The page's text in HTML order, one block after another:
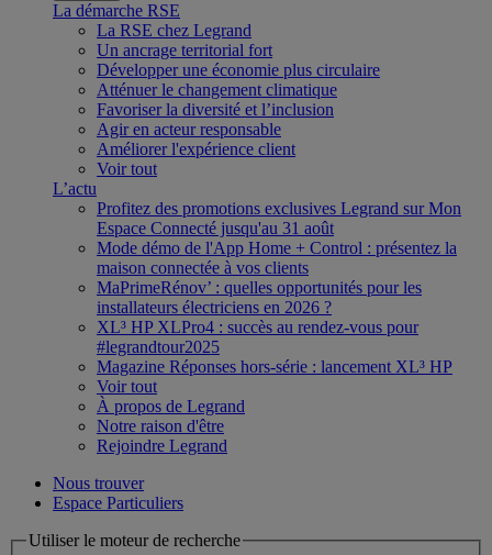
La démarche RSE
La RSE chez Legrand
Un ancrage territorial fort
Développer une économie plus circulaire
Atténuer le changement climatique
Favoriser la diversité et l’inclusion
Agir en acteur responsable
Améliorer l'expérience client
Voir tout
L’actu
Profitez des promotions exclusives Legrand sur Mon
Espace Connecté jusqu'au 31 août
Mode démo de l'App Home + Control : présentez la
maison connectée à vos clients
MaPrimeRénov’ : quelles opportunités pour les
installateurs électriciens en 2026 ?
XL³ HP XLPro4 : succès au rendez-vous pour
#legrandtour2025
Magazine Réponses hors-série : lancement XL³ HP
Voir tout
À propos de Legrand
Notre raison d'être
Rejoindre Legrand
Nous trouver
Espace Particuliers
Utiliser le moteur de recherche